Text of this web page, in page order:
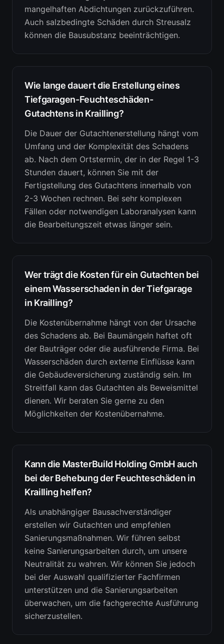
mangelhaften Abdichtungen zurückzuführen.
Auch salzbedingte Schäden durch Streusalz
können die Bausubstanz beeinträchtigen.
Wie lange dauert die Erstellung eines
Tiefgaragen-Feuchteschäden-
Gutachtens in Krailling?
Die Dauer der Gutachtenerstellung hängt vom
Umfang und der Komplexität des Schadens
ab. Nach dem Ortstermin, der in der Regel 1-3
Stunden dauert, können Sie mit der
Fertigstellung des Gutachtens innerhalb von
2-3 Wochen rechnen. Bei sehr komplexen
Fällen oder notwendigen Laboranalysen kann
die Bearbeitungszeit etwas länger sein.
Wer trägt die Kosten für ein Gutachten bei
einem Wasserschaden in der Tiefgarage
in Krailling?
Die Kostenübernahme hängt von der Ursache
des Schadens ab. Bei Baumängeln haftet oft
der Bauträger oder die ausführende Firma. Bei
Wasserschäden durch externe Einflüsse kann
die Gebäudeversicherung zuständig sein. Im
Streitfall kann das Gutachten als Beweismittel
dienen. Wir beraten Sie gerne zu den
Möglichkeiten der Kostenübernahme.
Kann die MasterBuild Holding GmbH auch
bei der Behebung der Feuchteschäden in
Krailling helfen?
Als unabhängiger Bausachverständiger
erstellen wir Gutachten und empfehlen
Sanierungsmaßnahmen. Wir führen selbst
keine Sanierungsarbeiten durch, um unsere
Neutralität zu wahren. Wir können Sie jedoch
bei der Auswahl qualifizierter Fachfirmen
unterstützen und die Sanierungsarbeiten
überwachen, um die fachgerechte Ausführung
sicherzustellen.